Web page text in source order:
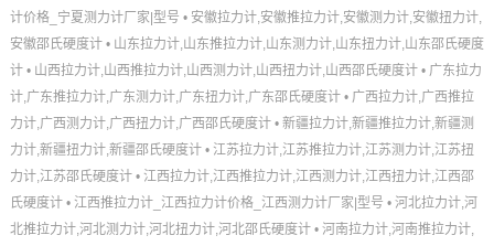
计价格_宁夏测力计厂家|型号 • 安徽拉力计,安徽推拉力计,安徽测力计,安徽扭力计,
安徽邵氏硬度计• 山东拉力计,山东推拉力计,山东测力计,山东扭力计,山东邵氏硬度
计• 山西拉力计,山西推拉力计,山西测力计,山西扭力计,山西邵氏硬度计• 广东拉力
计,广东推拉力计,广东测力计,广东扭力计,广东邵氏硬度计• 广西拉力计,广西推拉
力计,广西测力计,广西扭力计,广西邵氏硬度计• 新疆拉力计,新疆推拉力计,新疆测
力计,新疆扭力计,新疆邵氏硬度计• 江苏拉力计,江苏推拉力计,江苏测力计,江苏扭
力计,江苏邵氏硬度计• 江西拉力计,江西推拉力计,江西测力计,江西扭力计,江西邵
氏硬度计• 江西推拉力计_江西拉力计价格_江西测力计厂家|型号 • 河北拉力计,河
北推拉力计,河北测力计,河北扭力计,河北邵氏硬度计• 河南拉力计,河南推拉力计,